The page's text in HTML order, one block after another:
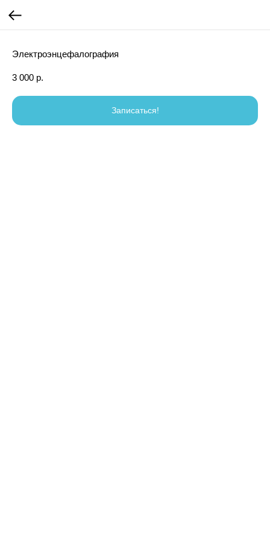
Электроэнцефалография
3 000 р.
Записаться!